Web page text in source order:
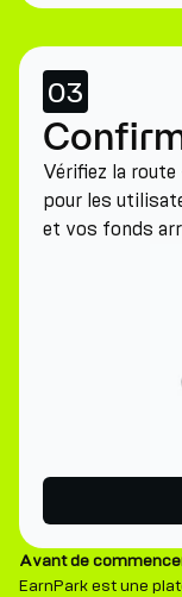
03
Vérifiez la
pour les
et vos fonds
Avant de
EarnPark est une